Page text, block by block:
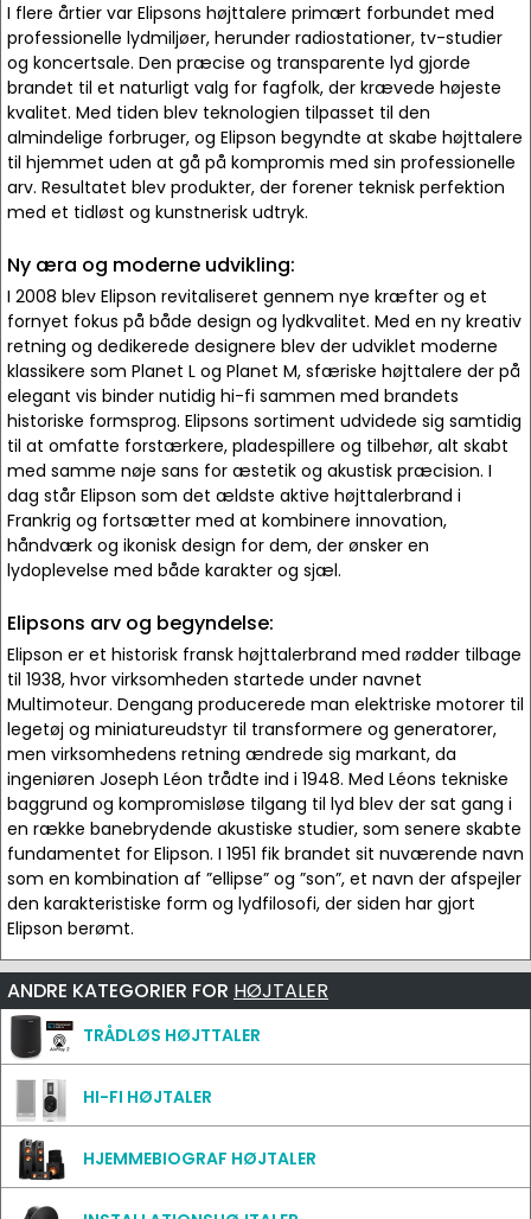
I flere årtier var Elipsons højttalere primært forbundet med
professionelle lydmiljøer, herunder radiostationer, tv-studier
og koncertsale. Den præcise og transparente lyd gjorde
brandet til et naturligt valg for fagfolk, der krævede højeste
kvalitet. Med tiden blev teknologien tilpasset til den
almindelige forbruger, og Elipson begyndte at skabe højttalere
til hjemmet uden at gå på kompromis med sin professionelle
arv. Resultatet blev produkter, der forener teknisk perfektion
med et tidløst og kunstnerisk udtryk.
Ny æra og moderne udvikling:
I 2008 blev Elipson revitaliseret gennem nye kræfter og et
fornyet fokus på både design og lydkvalitet. Med en ny kreativ
retning og dedikerede designere blev der udviklet moderne
klassikere som Planet L og Planet M, sfæriske højttalere der på
elegant vis binder nutidig hi-fi sammen med brandets
historiske formsprog. Elipsons sortiment udvidede sig samtidig
til at omfatte forstærkere, pladespillere og tilbehør, alt skabt
med samme nøje sans for æstetik og akustisk præcision. I
dag står Elipson som det ældste aktive højttalerbrand i
Frankrig og fortsætter med at kombinere innovation,
håndværk og ikonisk design for dem, der ønsker en
lydoplevelse med både karakter og sjæl.
Elipsons arv og begyndelse:
Elipson er et historisk fransk højttalerbrand med rødder tilbage
til 1938, hvor virksomheden startede under navnet
Multimoteur. Dengang producerede man elektriske motorer til
legetøj og miniatureudstyr til transformere og generatorer,
men virksomhedens retning ændrede sig markant, da
ingeniøren Joseph Léon trådte ind i 1948. Med Léons tekniske
baggrund og kompromisløse tilgang til lyd blev der sat gang i
en række banebrydende akustiske studier, som senere skabte
fundamentet for Elipson. I 1951 fik brandet sit nuværende navn
som en kombination af ”ellipse” og ”son”, et navn der afspejler
den karakteristiske form og lydfilosofi, der siden har gjort
Elipson berømt.
ANDRE KATEGORIER FOR HØJTALER
TRÅDLØS HØJTTALER
HI-FI HØJTALER
HJEMMEBIOGRAF HØJTALER